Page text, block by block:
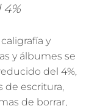
4%
y
y álbumes se
del 4%,
de escritura,
de borrar,